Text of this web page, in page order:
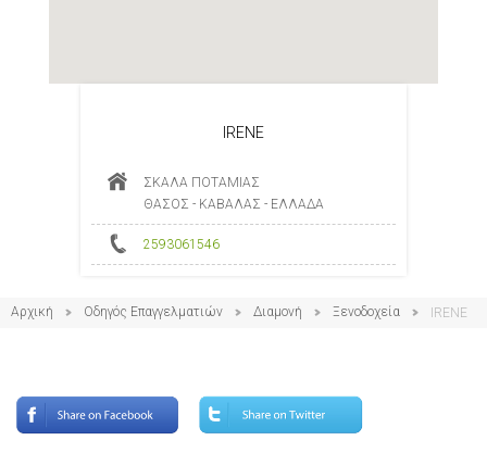
IRENE
ΣΚΑΛΑ ΠΟΤΑΜΙΑΣ
ΘΑΣΟΣ - ΚΑΒΑΛΑΣ - ΕΛΛΑΔΑ
2593061546
Αρχική Οδηγός Επαγγελματιών Διαμονή Ξενοδοχεία IRENE